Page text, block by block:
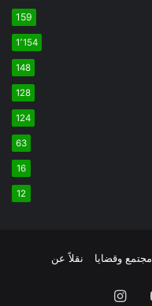
159
1٬154
148
128
124
63
16
12
مجتمع وقضايا نقلاً عن
يوتيوبانستقرام